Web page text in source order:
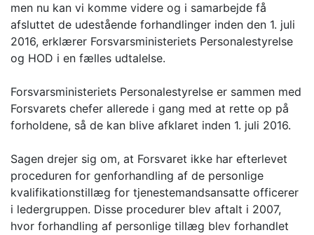
men nu kan vi komme videre og i samarbejde få
afsluttet de udestående forhandlinger inden den 1. juli
2016, erklærer Forsvarsministeriets Personalestyrelse
og HOD i en fælles udtalelse.
Forsvarsministeriets Personalestyrelse er sammen med
Forsvarets chefer allerede i gang med at rette op på
forholdene, så de kan blive afklaret inden 1. juli 2016.
Sagen drejer sig om, at Forsvaret ikke har efterlevet
proceduren for genforhandling af de personlige
kvalifikationstillæg for tjenestemandsansatte officerer
i ledergruppen. Disse procedurer blev aftalt i 2007,
hvor forhandling af personlige tillæg blev forhandlet